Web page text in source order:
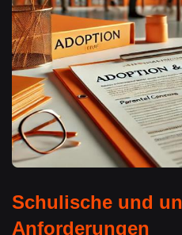
Schulische und
Anforderungen